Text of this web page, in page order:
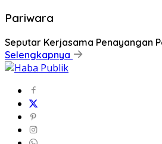
Pariwara
Seputar Kerjasama Penayangan
Selengkapnya